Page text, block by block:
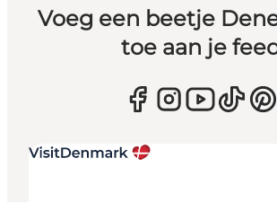
Voeg een beetje
toe aan je